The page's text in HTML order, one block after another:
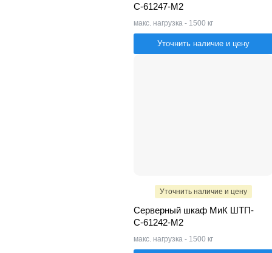
С-61247-M2
макс. нагрузка - 1500 кг
Уточнить наличие и цену
Уточнить наличие и цену
Серверный шкаф МиК ШТП-
С-61242-M2
макс. нагрузка - 1500 кг